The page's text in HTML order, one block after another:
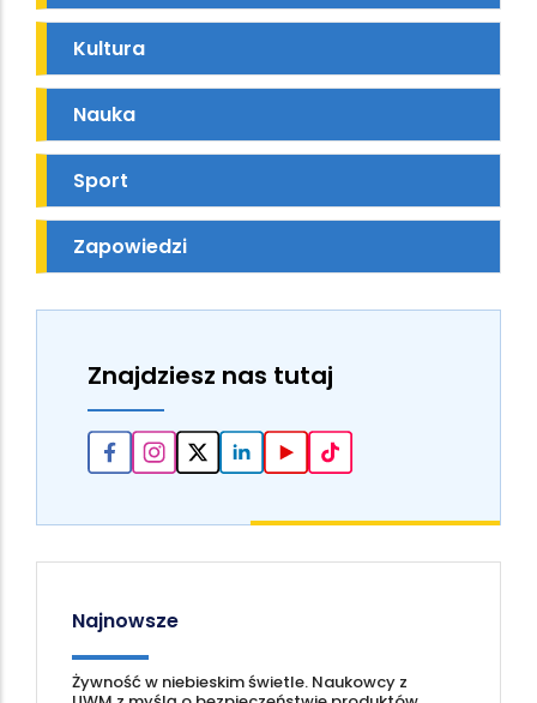
Kultura
Nauka
Sport
Zapowiedzi
Znajdziesz nas tutaj
Najnowsze
Żywność w niebieskim świetle. Naukowcy z